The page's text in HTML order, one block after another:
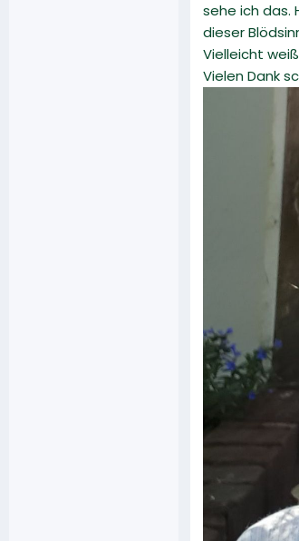
sehe ich das.
dieser
Vielleicht
Vielen Dank